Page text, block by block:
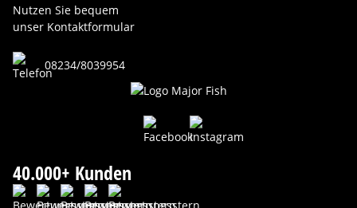
Nutzen Sie bequem
unser Kontaktformular
08234/8039954
40.000+ Kunden